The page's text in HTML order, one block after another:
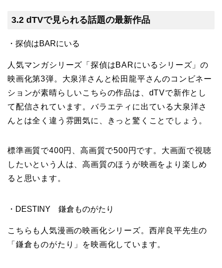
3.2 dTVで見られる話題の最新作品
・探偵はBARにいる
人気マンガシリーズ「探偵はBARにいるシリーズ」の
映画化第3弾。大泉洋さんと松田龍平さんのコンビネー
ションが素晴らしいこちらの作品は、dTVで新作とし
て配信されています。バラエティに出ている大泉洋さ
んとは全く違う雰囲気に、きっと驚くことでしょう。
標準画質で400円、高画質で500円です。大画面で視聴
したいという人は、高画質のほうが映画をより楽しめ
ると思います。
・DESTINY 鎌倉ものがたり
こちらも人気漫画の映画化シリーズ。西岸良平先生の
「鎌倉ものがたり」を映画化しています。